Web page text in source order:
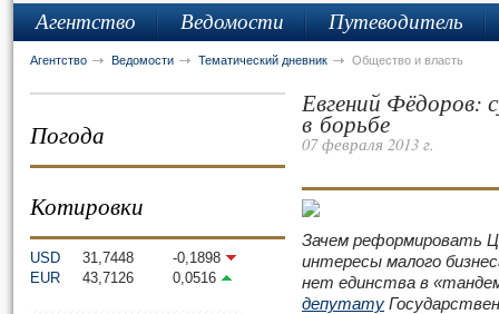
Агентство Ведомости Путеводитель
Агентство Ведомости Тематический дневник Общество и власть
Погода
Котировки
USD 31,7448
-0,1898
EUR
43,7126 0,0516
Евгений Фёдоров:
в борьбе
07 февраля 2013 г.
Зачем реформировать
интересы малого
нет единства в
депутату